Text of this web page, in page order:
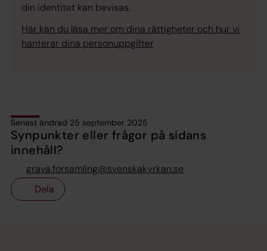
din identitet kan bevisas.
Här kan du läsa mer om dina rättigheter och hur vi
hanterar dina personuppgifter
Senast ändrad 25 september 2025
Synpunkter eller frågor på sidans
innehåll?
grava.forsamling@svenskakyrkan.se
Dela